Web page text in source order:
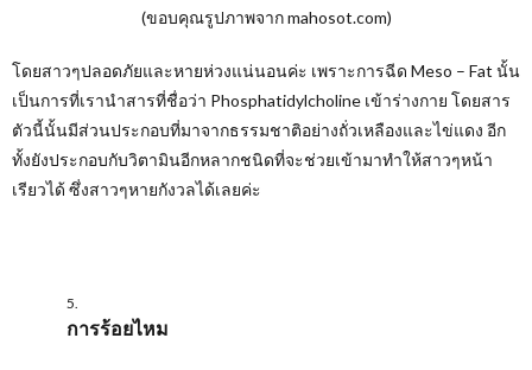
(ขอบคุณรูปภาพจาก mahosot.com)
โดยสาวๆปลอดภัยและหายห่วงแน่นอนค่ะ เพราะการฉีด Meso – Fat นั้น
เป็นการที่เรานำสารที่ชื่อว่า Phosphatidylcholine เข้าร่างกาย โดยสาร
ตัวนี้นั้นมีส่วนประกอบที่มาจากธรรมชาติอย่างถั่วเหลืองและไข่แดง อีก
ทั้งยังประกอบกับวิตามินอีกหลากชนิดที่จะช่วยเข้ามาทำให้สาวๆหน้า
เรียวได้ ซึ่งสาวๆหายกังวลได้เลยค่ะ
การร้อยไหม